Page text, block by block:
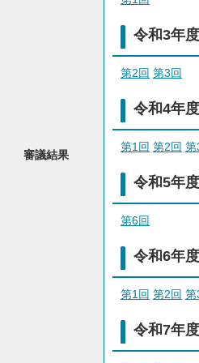
審議結果
令和3年度
第2回 第3回
令和4年度
第1回 第2回 第
令和5年度
第6回
令和6年度
第1回 第2回 第
令和7年度